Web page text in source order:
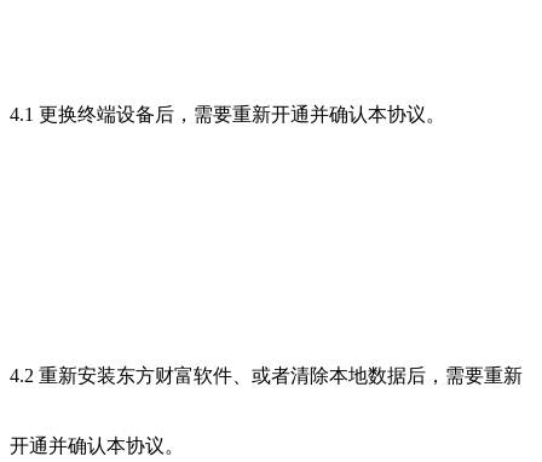
4.1 更换终端设备后，需要重新开通并确认本协议。
4.2 重新安装东方财富软件、或者清除本地数据后，需要重新
开通并确认本协议。